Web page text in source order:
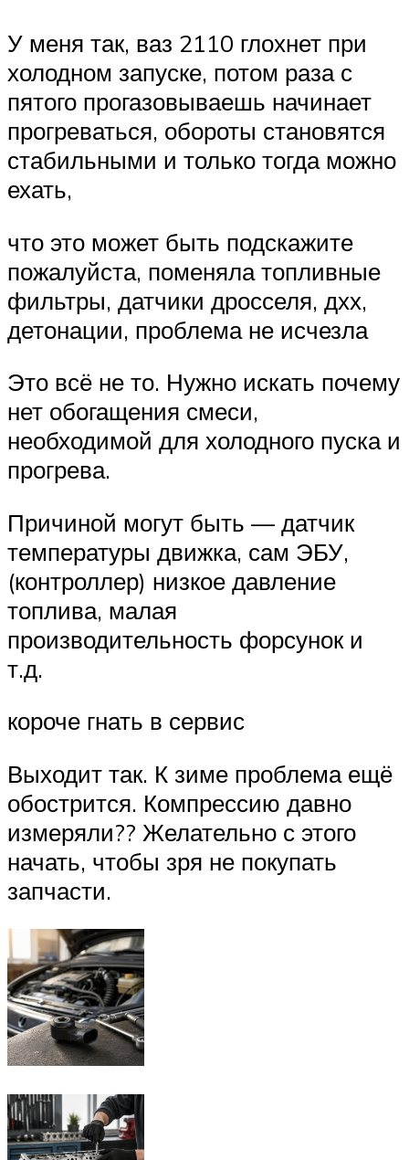
У меня так, ваз 2110 глохнет при
холодном запуске, потом раза с
пятого прогазовываешь начинает
прогреваться, обороты становятся
стабильными и только тогда можно
ехать,
что это может быть подскажите
пожалуйста, поменяла топливные
фильтры, датчики дросселя, дхх,
детонации, проблема не исчезла
Это всё не то. Нужно искать почему
нет обогащения смеси,
необходимой для холодного пуска и
прогрева.
Причиной могут быть — датчик
температуры движка, сам ЭБУ,
(контроллер) низкое давление
топлива, малая
производительность форсунок и
т.д.
короче гнать в сервис
Выходит так. К зиме проблема ещё
обострится. Компрессию давно
измеряли?? Желательно с этого
начать, чтобы зря не покупать
запчасти.